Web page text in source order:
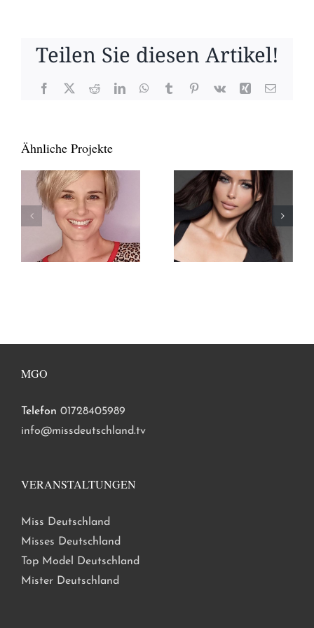
Teilen Sie diesen Artikel!
Facebook
X RedditLinkedInWhatsApp
TumblrPinterest
Vk Xing E-
Ähnliche Projekte
MGO
Telefon 01728405989
info@missdeutschland.tv
VERANSTALTUNGEN
Miss Deutschland
Misses Deutschland
Top Model Deutschland
Mister Deutschland